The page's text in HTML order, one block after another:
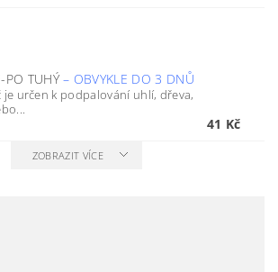
PO TUHÝ– OBVYKLE DO 3 DNŮ
je určen k podpalování uhlí, dřeva,
41 Kč
ZOBRAZIT VÍCE